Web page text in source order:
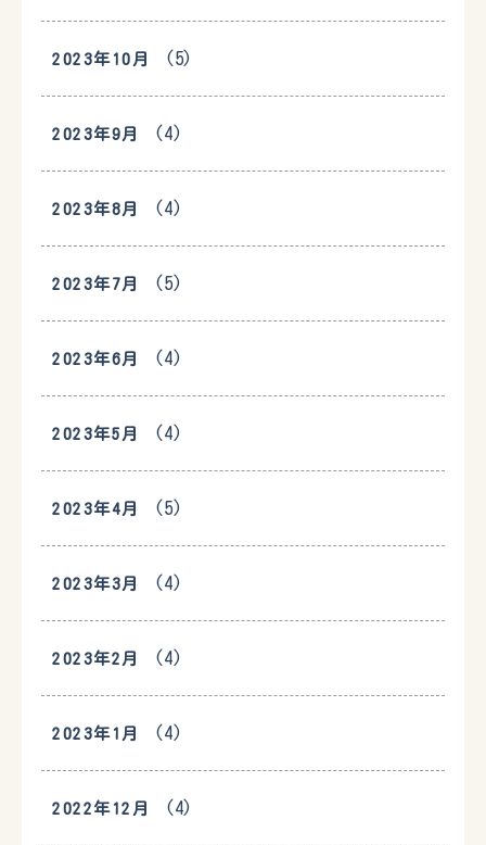
2023年10月 (5)
2023年9月 (4)
2023年8月 (4)
2023年7月 (5)
2023年6月 (4)
2023年5月 (4)
2023年4月 (5)
2023年3月 (4)
2023年2月 (4)
2023年1月 (4)
2022年12月 (4)